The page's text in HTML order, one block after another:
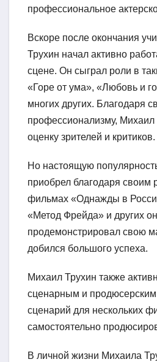
профессиональное
Вскоре после окончания
Трухин начал активно
сцене. Он сыграл роли в
«Горе от ума», «Любовь и
многих других. Благодаря
профессионализму,
оценку зрителей и критиков.
Но настоящую
приобрел благодаря своим
фильмах «Однажды в
«Метод Фрейда» и других он
продемонстрировал свою
добился большого успеха.
Михаил Трухин также
сценарным и
сценарий для нескольких
самостоятельно
В личной жизни Михаила